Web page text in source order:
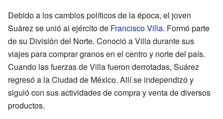
Debido a los cambios políticos de la época, el joven
Suárez se unió al ejército de Francisco Villa. Formó parte
de su División del Norte. Conoció a Villa durante sus
viajes para comprar granos en el centro y norte del país.
Cuando las fuerzas de Villa fueron derrotadas, Suárez
regresó a la Ciudad de México. Allí se independizó y
siguió con sus actividades de compra y venta de diversos
productos.